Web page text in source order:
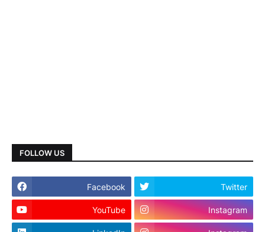
FOLLOW US
Facebook Twitter
YouTube Instagram